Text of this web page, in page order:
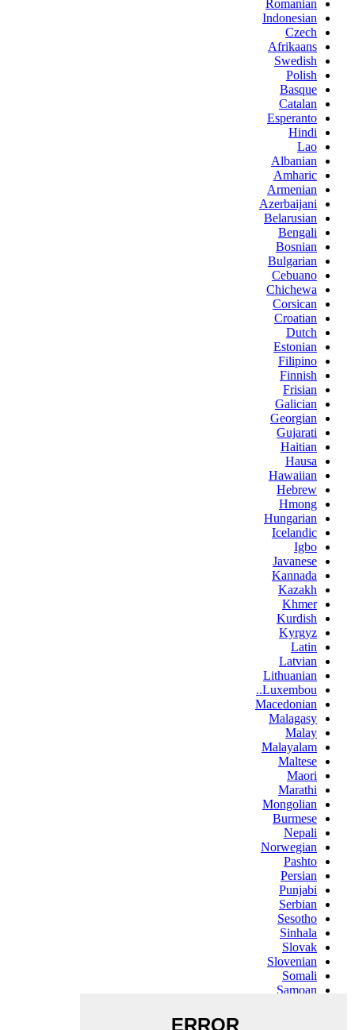
Romanian
Indonesian
Czech
Afrikaans
Swedish
Polish
Basque
Catalan
Esperanto
Hindi
Lao
Albanian
Amharic
Armenian
Azerbaijani
Belarusian
Bengali
Bosnian
Bulgarian
Cebuano
Chichewa
Corsican
Croatian
Dutch
Estonian
Filipino
Finnish
Frisian
Galician
Georgian
Gujarati
Haitian
Hausa
Hawaiian
Hebrew
Hmong
Hungarian
Icelandic
Igbo
Javanese
Kannada
Kazakh
Khmer
Kurdish
Kyrgyz
Latin
Latvian
Lithuanian
Luxembou..
Macedonian
Malagasy
Malay
Malayalam
Maltese
Maori
Marathi
Mongolian
Burmese
Nepali
Norwegian
Pashto
Persian
Punjabi
Serbian
Sesotho
Sinhala
Slovak
Slovenian
Somali
Samoan